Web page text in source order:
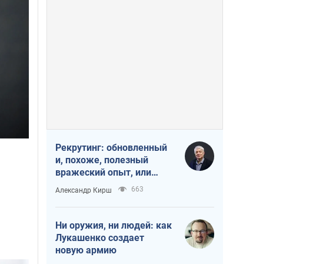
Рекрутинг: обновленный
и, похоже, полезный
вражеский опыт, или
Диалектика
требовательной трусости
Александр Кирш 663
Ни оружия, ни людей: как
Лукашенко создает
новую армию